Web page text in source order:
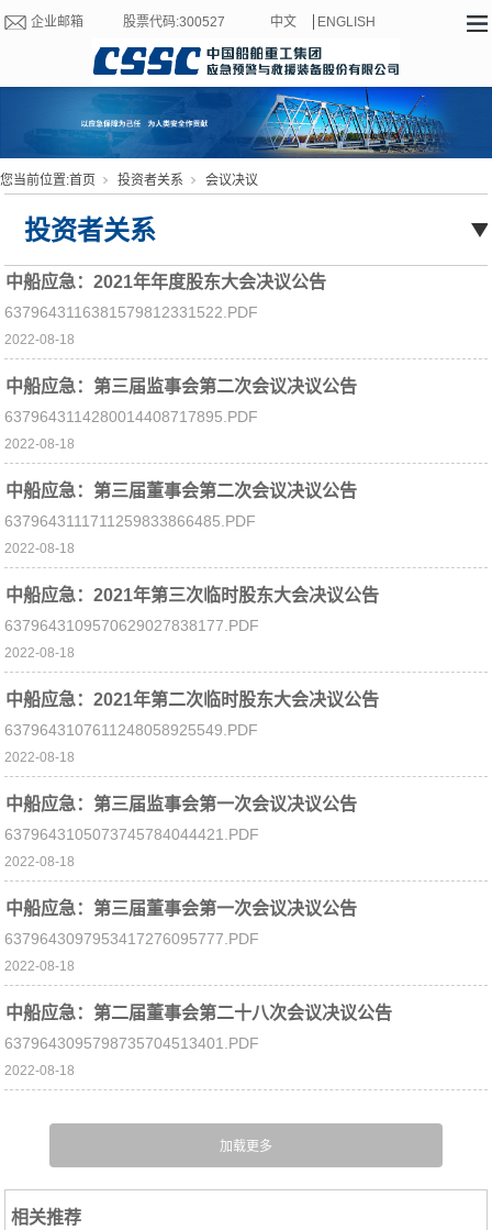
企业邮箱 股票代码:300527 中文 ENGLISH
您当前位置:首页 投资者关系 会议决议
投资者关系
中船应急：2021年年度股东大会决议公告
6379643116381579812331522.PDF
2022-08-18
中船应急：第三届监事会第二次会议决议公告
6379643114280014408717895.PDF
2022-08-18
中船应急：第三届董事会第二次会议决议公告
6379643111711259833866485.PDF
2022-08-18
中船应急：2021年第三次临时股东大会决议公告
6379643109570629027838177.PDF
2022-08-18
中船应急：2021年第二次临时股东大会决议公告
6379643107611248058925549.PDF
2022-08-18
中船应急：第三届监事会第一次会议决议公告
6379643105073745784044421.PDF
2022-08-18
中船应急：第三届董事会第一次会议决议公告
6379643097953417276095777.PDF
2022-08-18
中船应急：第二届董事会第二十八次会议决议公告
6379643095798735704513401.PDF
2022-08-18
相关推荐